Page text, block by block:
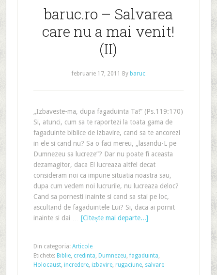
baruc.ro – Salvarea
care nu a mai venit!
(II)
februarie 17, 2011 By baruc
„Izbaveste-ma, dupa fagaduinta Ta!” (Ps.119:170)
Si, atunci, cum sa te raportezi la toata gama de
fagaduinte biblice de izbavire, cand sa te ancorezi
in ele si cand nu? Sa o faci mereu, „lasandu-L pe
Dumnezeu sa lucreze”? Dar nu poate fi aceasta
dezamagitor, daca El lucreaza altfel decat
consideram noi ca impune situatia noastra sau,
dupa cum vedem noi lucrurile, nu lucreaza deloc?
Cand sa pornesti inainte si cand sa stai pe loc,
ascultand de fagaduintele Lui? Si, daca ai pornit
inainte si dai … [Citeşte mai departe...]
Din categoria: Articole
Etichete: Biblie, credinta, Dumnezeu,fagaduinta,
Holocaust, incredere, izbavire, rugaciune, salvare